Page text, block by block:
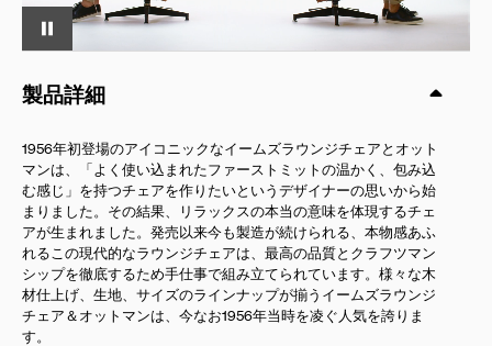
製品詳細
1956年初登場のアイコニックなイームズラウンジチェアとオット
マンは、「よく使い込まれたファーストミットの温かく、包み込
む感じ」を持つチェアを作りたいというデザイナーの思いから始
まりました。その結果、リラックスの本当の意味を体現するチェ
アが生まれました。発売以来今も製造が続けられる、本物感あふ
れるこの現代的なラウンジチェアは、最高の品質とクラフツマン
シップを徹底するため手仕事で組み立てられています。様々な木
材仕上げ、生地、サイズのラインナップが揃うイームズラウンジ
チェア＆オットマンは、今なお1956年当時を凌ぐ人気を誇りま
す。